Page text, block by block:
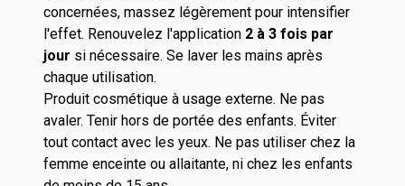
concernées, massez légèrement pour intensifier
l'effet. Renouvelez l'application 2 à 3 fois par
jour si nécessaire. Se laver les mains après
chaque utilisation.
Produit cosmétique à usage externe. Ne pas
avaler. Tenir hors de portée des enfants. Éviter
tout contact avec les yeux. Ne pas utiliser chez la
femme enceinte ou allaitante, ni chez les enfants